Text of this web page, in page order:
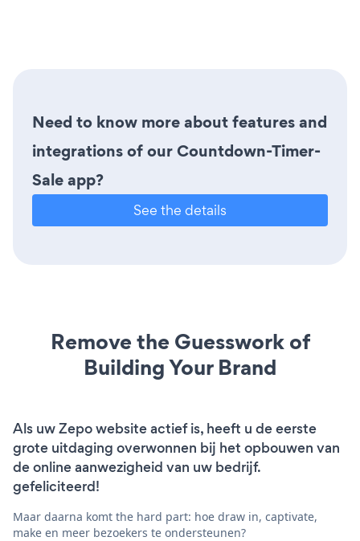
Need to know more about features and
integrations of our Countdown-Timer-
Sale app?
See the details
Remove the Guesswork of
Building Your Brand
Als uw Zepo website actief is, heeft u de eerste
grote uitdaging overwonnen bij het opbouwen van
de online aanwezigheid van uw bedrijf.
gefeliciteerd!
Maar daarna komt the hard part: hoe draw in, captivate,
make en meer bezoekers te ondersteunen?